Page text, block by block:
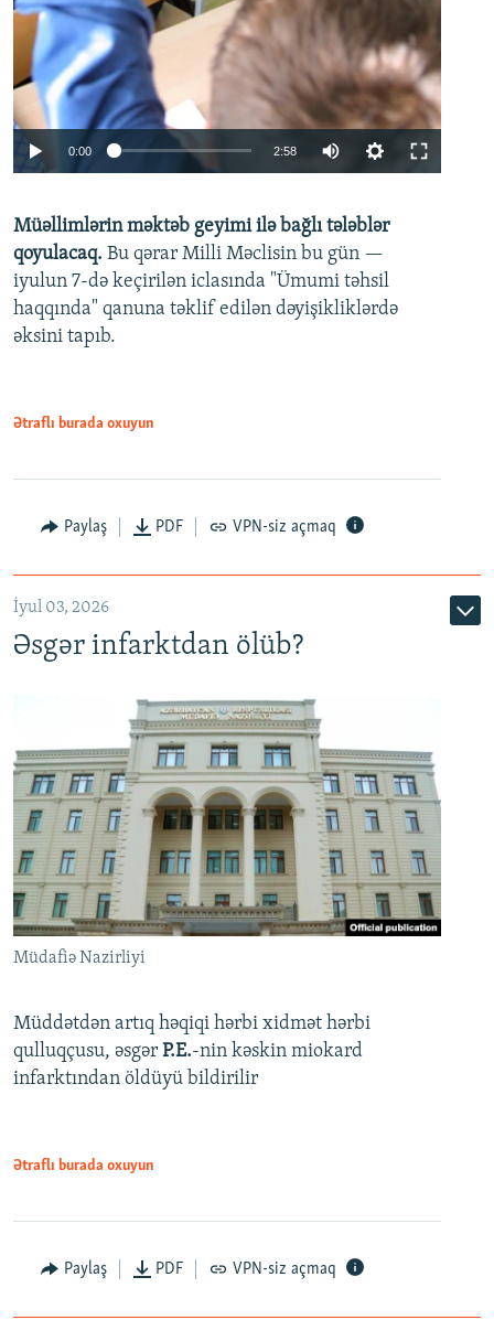
Auto 240p 360p 480p
720p 1080p
0:00 2:58
360p
480p
720p
Müəllimlərin məktəb geyimi ilə bağlı tələblər
qoyulacaq. Bu qərar Milli Məclisin bu gün —
iyulun 7-də keçirilən iclasında "Ümumi təhsil
haqqında" qanuna təklif edilən dəyişikliklərdə
əksini tapıb.
Ətraflı burada oxuyun
Paylaş PDF VPN-siz açmaq
İyul 03, 2026
Əsgər infarktdan ölüb?
Müdafiə Nazirliyi
Müddətdən artıq həqiqi hərbi xidmət hərbi
qulluqçusu, əsgər P.E.-nin kəskin miokard
infarktından öldüyü bildirilir
Ətraflı burada oxuyun
Paylaş PDF VPN-siz açmaq